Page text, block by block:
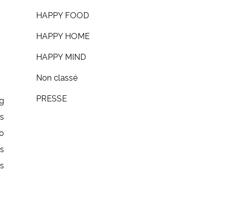
HAPPY FOOD
HAPPY HOME
HAPPY MIND
Non classé
PRESSE